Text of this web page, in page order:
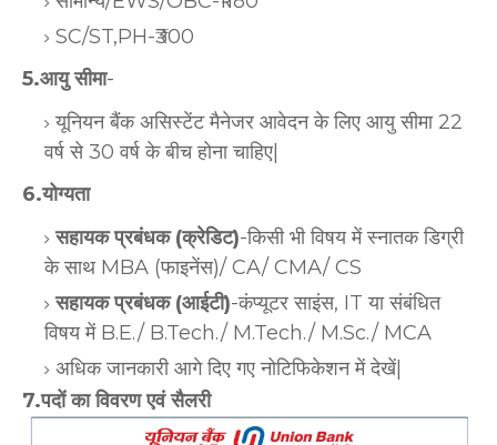
SC/ST,PH-₹300
5.आयु सीमा-
यूनियन बैंक असिस्टेंट मैनेजर आवेदन के लिए आयु सीमा 22
वर्ष से 30 वर्ष के बीच होना चाहिए|
6.योग्यता
सहायक प्रबंधक (क्रेडिट)-किसी भी विषय में स्नातक डिग्री
के साथ MBA (फाइनेंस)/ CA/ CMA/ CS
सहायक प्रबंधक (आईटी)-कंप्यूटर साइंस, IT या संबंधित
विषय में B.E./ B.Tech./ M.Tech./ M.Sc./ MCA
अधिक जानकारी आगे दिए गए नोटिफिकेशन में देखें|
7.पदों का विवरण एवं सैलरी